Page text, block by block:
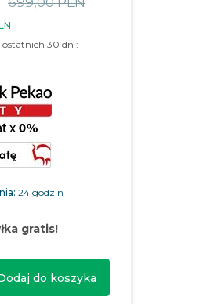
30 dni:
24 godzin
gratis!
do koszyka